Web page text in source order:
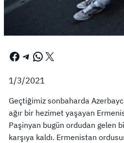
Facebook Telegram WhatsApp X
1/3/2021
Geçtiğimiz sonbaharda
ağır bir hezimet yaşayan
Paşinyan bugün ordudan gelen
karşıya kaldı. Ermenistan